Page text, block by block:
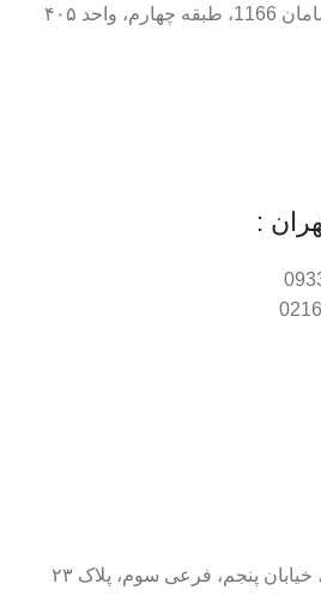
۴۰۵
:
پنجم، فرعی سوم، پلاک ۲۳